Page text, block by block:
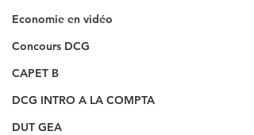
Economie en vidéo
Concours DCG
CAPET B
DCG INTRO A LA COMPTA
DUT GEA